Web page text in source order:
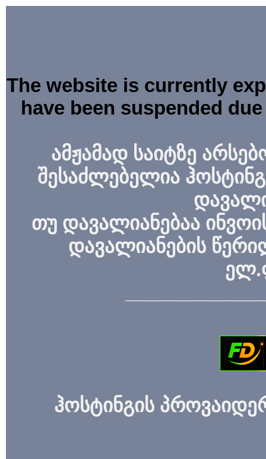
The website is currently
have been suspended
ამჟამად საიტზე
შესაძლებელია
თუ დავალიანებაა
დავალიანების
ჰოსტინგის